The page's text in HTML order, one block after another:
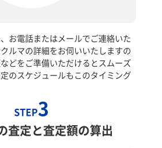
お電話またはメールでご連絡いた
ルマの詳細をお伺いいたしますの
どをご準備いただけるとスムーズ
のスケジュールもこのタイミング
STEP3
査定と査定額の算出